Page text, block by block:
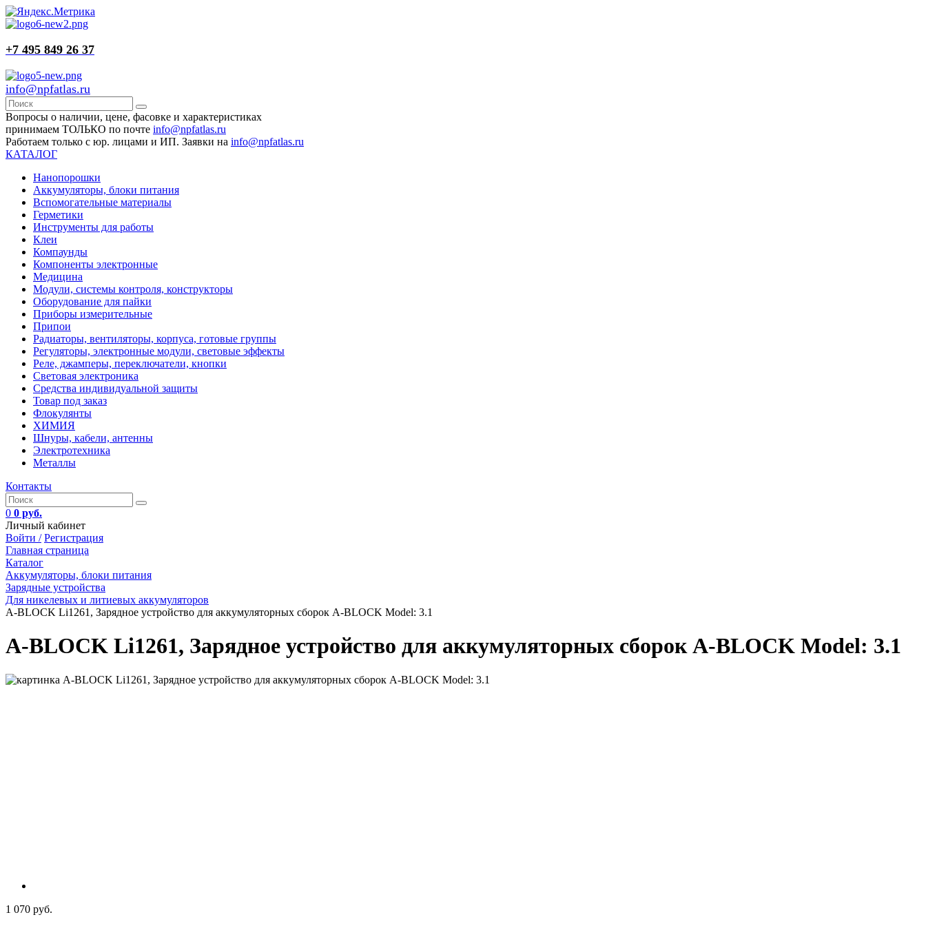
+7 495 849 26 37
info@npfatlas.ru
Вопросы о наличии, цене, фасовке и характеристиках
принимаем ТОЛЬКО по почте info@npfatlas.ru
Работаем только с юр. лицами и ИП. Заявки на info@npfatlas.ru
КАТАЛОГ
Нанопорошки
Аккумуляторы, блоки питания
Вспомогательные материалы
Герметики
Инструменты для работы
Клеи
Компаунды
Компоненты электронные
Медицина
Модули, системы контроля, конструкторы
Оборудование для пайки
Приборы измерительные
Припои
Радиаторы, вентиляторы, корпуса, готовые группы
Регуляторы, электронные модули, световые эффекты
Реле, джамперы, переключатели, кнопки
Световая электроника
Средства индивидуальной защиты
Товар под заказ
Флокулянты
ХИМИЯ
Шнуры, кабели, антенны
Электротехника
Металлы
Контакты
0 0 руб.
Личный кабинет
Войти / Регистрация
Главная страница
Каталог
Аккумуляторы, блоки питания
Зарядные устройства
Для никелевых и литиевых аккумуляторов
A-BLOCK Li1261, Зарядное устройство для аккумуляторных сборок A-BLOCK Model: 3.1
A-BLOCK Li1261, Зарядное устройство для аккумуляторных сборок A-BLOCK Model: 3.1
1 070 руб.